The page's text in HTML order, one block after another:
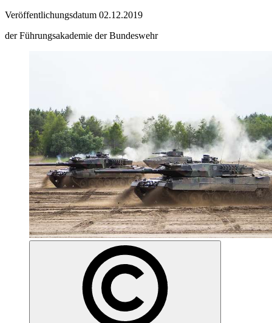
Veröffentlichungsdatum 02.12.2019
der Führungsakademie der Bundeswehr